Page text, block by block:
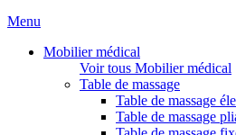
Menu
Mobilier médical
Voir tous Mobilier médical
Table de massage
Table de massage
Table de massage